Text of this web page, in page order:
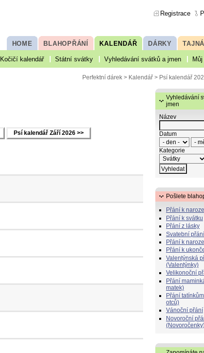
Registrace
DÁRKY
KALENDÁŘ
BLAHOPŘÁNÍ
HOME
Kočičí kalendář Státní svátky Vyhledávání svátků a jmen
Perfektní dárek > Kalendář > Psí kalendář
Psí kalendář Září 2026 >>
Vyhledávání
jmen
Název
Datum
Kategorie
Pošlete
Přání k
Přání k svátku
Přání z lásky
Svatební přání
Přání k
Přání k
Valentýnská
(Valentýnky)
Velikonoční
Přání
matek)
Přání
otců)
Vánoční přání
Novoroční